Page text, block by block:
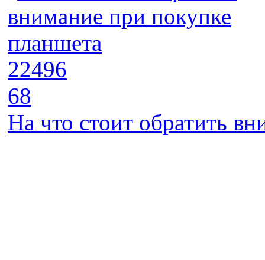
22496
68
На что стоит обратить